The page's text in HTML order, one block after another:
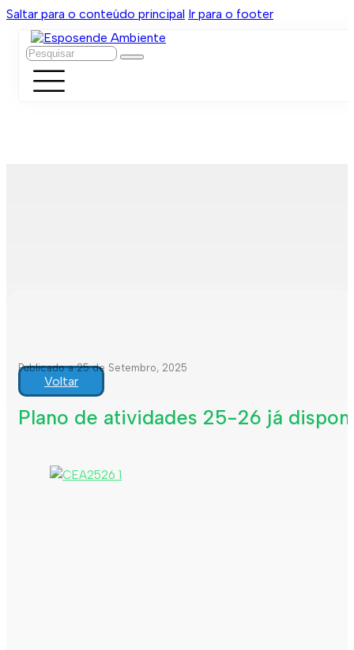
Saltar para o conteúdo principal Ir para o footer
Pesquisar
Publicado a 25 de Setembro, 2025
Voltar
Plano de atividades 25-26 já